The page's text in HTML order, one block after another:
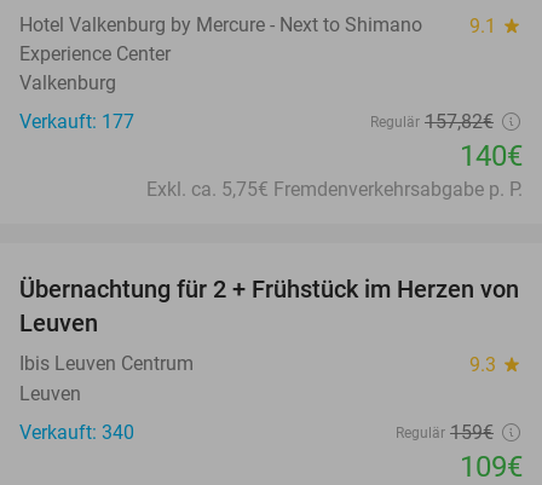
Hotel Valkenburg by Mercure - Next to Shimano
Experience Center
9.1 star
Valkenburg
Verkauft: 177
Regulär 157,82€
140€
Exkl. ca. 5,75€ Fremdenverkehrsabgabe p. P.
31%
Übernachtung für 2 + Frühstück im Herzen von
Leuven
Ibis Leuven Centrum 9.3 star
Leuven
Verkauft: 340
Regulär 159€
109€